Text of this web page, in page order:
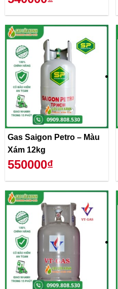
Gas Saigon Petro – Màu
Xám 12kg
550000₫